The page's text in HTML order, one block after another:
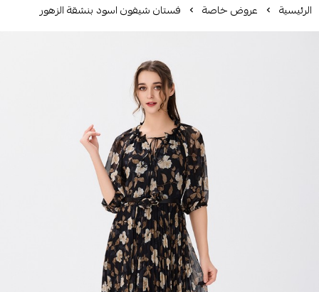
عروض خاصة فستان شيفون اسود بنشقة الزهور